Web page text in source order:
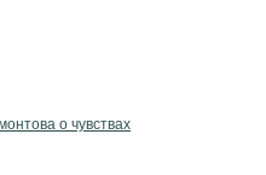
о чувствах